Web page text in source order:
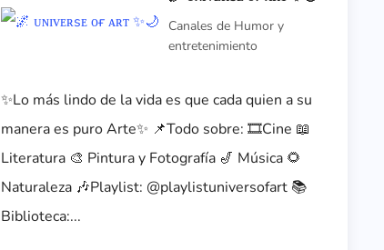
Canales de Humor y
entretenimiento
✨Lo más lindo de la vida es que cada quien a su
manera es puro Arte✨ 📌Todo sobre: 🎞Cine 📖
Literatura 🎨 Pintura y Fotografía 🎷 Música 🌻
Naturaleza 🎶Playlist: @playlistuniversofart 📚
Biblioteca:...